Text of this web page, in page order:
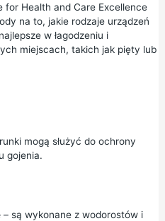
for Health and Care Excellence
na to, jakie rodzaje urządzeń
w łagodzeniu i
miejscach, takich jak pięty lub
mogą służyć do ochrony
gojenia.
– są wykonane z wodorostów i